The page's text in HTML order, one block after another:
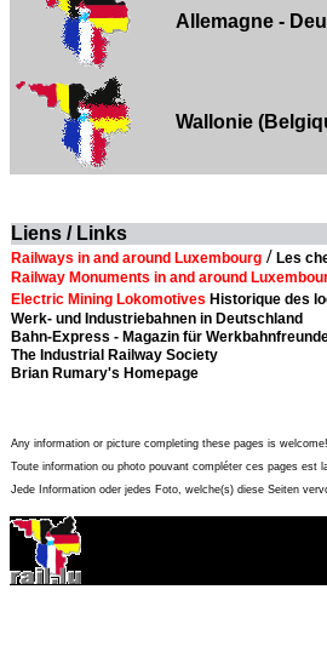
Allemagne -
Wallonie
Liens / Links
Railways in and around Luxembourg / Les
Railway Monuments in and around
Electric Mining Lokomotives Historique des
Werk- und Industriebahnen in Deutschland
Bahn-Express - Magazin für
The Industrial Railway Society
Brian Rumary's Homepage
Any information or picture completing these pages is
Toute information ou photo pouvant compléter ces pages est
Jede Information oder jedes Foto, welche(s) diese Seiten